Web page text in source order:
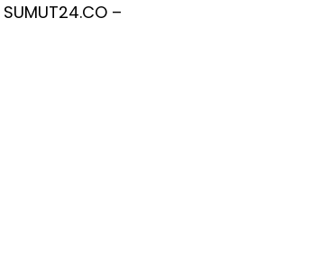
SUMUT24.CO –